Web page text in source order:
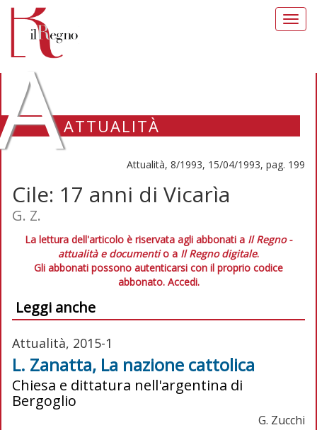
ATTUALITÀ
Attualità, 8/1993, 15/04/1993, pag. 199
Cile: 17 anni di Vicarìa
G. Z.
La lettura dell'articolo è riservata agli abbonati a Il Regno -
attualità e documentio a Il Regno digitale.
Gli abbonati possono autenticarsi con il proprio codice
abbonato. Accedi.
Leggi anche
Attualità, 2015-1
L. Zanatta, La nazione cattolica
Chiesa e dittatura nell'argentina di
Bergoglio
G. Zucchi